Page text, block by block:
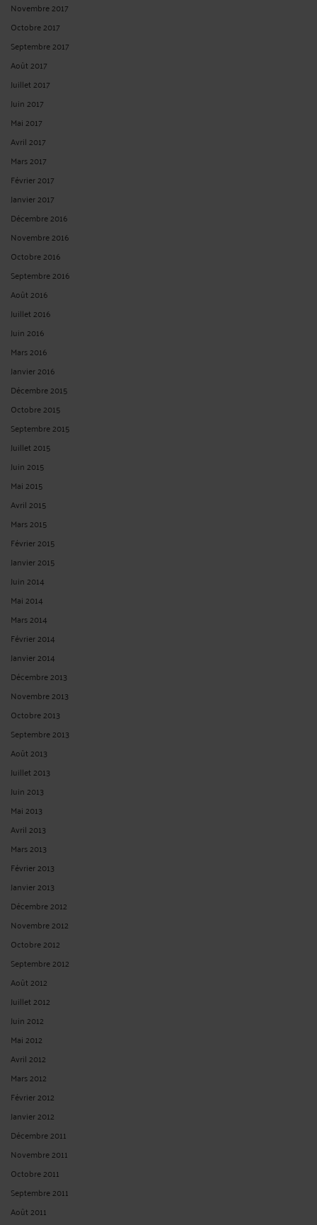
Novembre 2017
Octobre 2017
Septembre 2017
Août 2017
Juillet 2017
Juin 2017
Mai 2017
Avril 2017
Mars 2017
Février 2017
Janvier 2017
Décembre 2016
Novembre 2016
Octobre 2016
Septembre 2016
Août 2016
Juillet 2016
Juin 2016
Mars 2016
Janvier 2016
Décembre 2015
Octobre 2015
Septembre 2015
Juillet 2015
Juin 2015
Mai 2015
Avril 2015
Mars 2015
Février 2015
Janvier 2015
Juin 2014
Mai 2014
Mars 2014
Février 2014
Janvier 2014
Décembre 2013
Novembre 2013
Octobre 2013
Septembre 2013
Août 2013
Juillet 2013
Juin 2013
Mai 2013
Avril 2013
Mars 2013
Février 2013
Janvier 2013
Décembre 2012
Novembre 2012
Octobre 2012
Septembre 2012
Août 2012
Juillet 2012
Juin 2012
Mai 2012
Avril 2012
Mars 2012
Février 2012
Janvier 2012
Décembre 2011
Novembre 2011
Octobre 2011
Septembre 2011
Août 2011